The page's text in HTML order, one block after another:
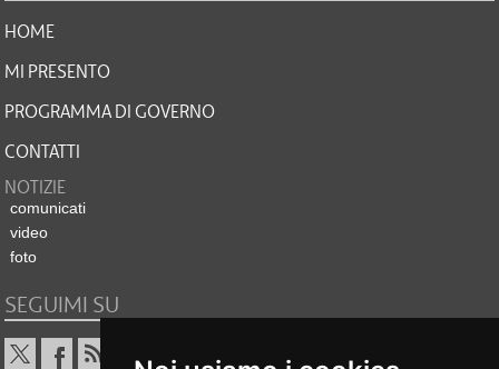
HOME
MI PRESENTO
PROGRAMMA DI GOVERNO
CONTATTI
NOTIZIE
comunicati
video
foto
SEGUIMI SU